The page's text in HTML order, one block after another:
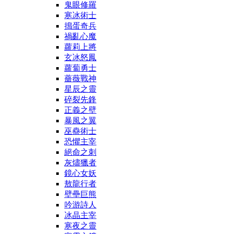
鬼眼修羅
寒冰術士
搗蛋奇兵
禍亂心魔
蘿莉上將
玄冰怒鳳
蘿蔔勇士
薔薇戰神
星辰之靈
碎裂先鋒
正義之壁
暴風之翼
巫蠱術士
恐懼主宰
絕命之刺
灰燼獵者
鏡心女妖
敖龍行者
壁壘巨熊
吟游詩人
冰晶主宰
寒夜之靈